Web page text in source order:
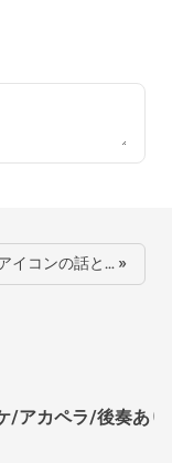
イコンの話と… »
/アカペラ/後奏あ